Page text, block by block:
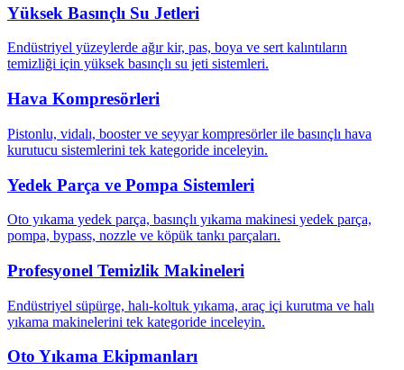
Yüksek Basınçlı Su Jetleri
Endüstriyel yüzeylerde ağır kir, pas, boya ve sert kalıntıların
temizliği için yüksek basınçlı su jeti sistemleri.
Hava Kompresörleri
Pistonlu, vidalı, booster ve seyyar kompresörler ile basınçlı hava
kurutucu sistemlerini tek kategoride inceleyin.
Yedek Parça ve Pompa Sistemleri
Oto yıkama yedek parça, basınçlı yıkama makinesi yedek parça,
pompa, bypass, nozzle ve köpük tankı parçaları.
Profesyonel Temizlik Makineleri
Endüstriyel süpürge, halı-koltuk yıkama, araç içi kurutma ve halı
yıkama makinelerini tek kategoride inceleyin.
Oto Yıkama Ekipmanları